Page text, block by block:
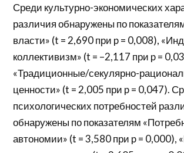
Среди культурно-экономических
различия обнаружены по
власти» (t = 2,690 при p = 0,008),
коллективизм» (t = –2,117 при p =
«Традиционные/секулярно-
ценности» (t = 2,005 при p = 0,047).
психологических потребностей
обнаружены по показателям
автономии» (t = 3,580 при p = 0,000),